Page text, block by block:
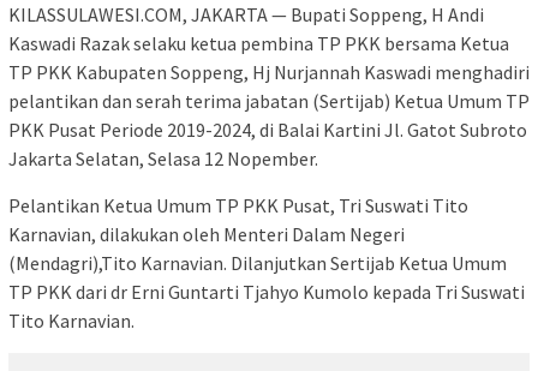
KILASSULAWESI.COM, JAKARTA — Bupati Soppeng, H Andi
Kaswadi Razak selaku ketua pembina TP PKK bersama Ketua
TP PKK Kabupaten Soppeng, Hj Nurjannah Kaswadi menghadiri
pelantikan dan serah terima jabatan (Sertijab) Ketua Umum TP
PKK Pusat Periode 2019-2024, di Balai Kartini Jl. Gatot Subroto
Jakarta Selatan, Selasa 12 Nopember.
Pelantikan Ketua Umum TP PKK Pusat, Tri Suswati Tito
Karnavian, dilakukan oleh Menteri Dalam Negeri
(Mendagri),Tito Karnavian. Dilanjutkan Sertijab Ketua Umum
TP PKK dari dr Erni Guntarti Tjahyo Kumolo kepada Tri Suswati
Tito Karnavian.